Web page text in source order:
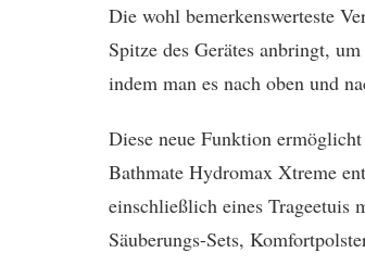
Die wohl bemerkenswerteste
Spitze des Gerätes anbringt,
indem man es nach oben und
Diese neue Funktion
Bathmate Hydromax Xtreme
einschließlich eines Trageetuis
Säuberungs-Sets,